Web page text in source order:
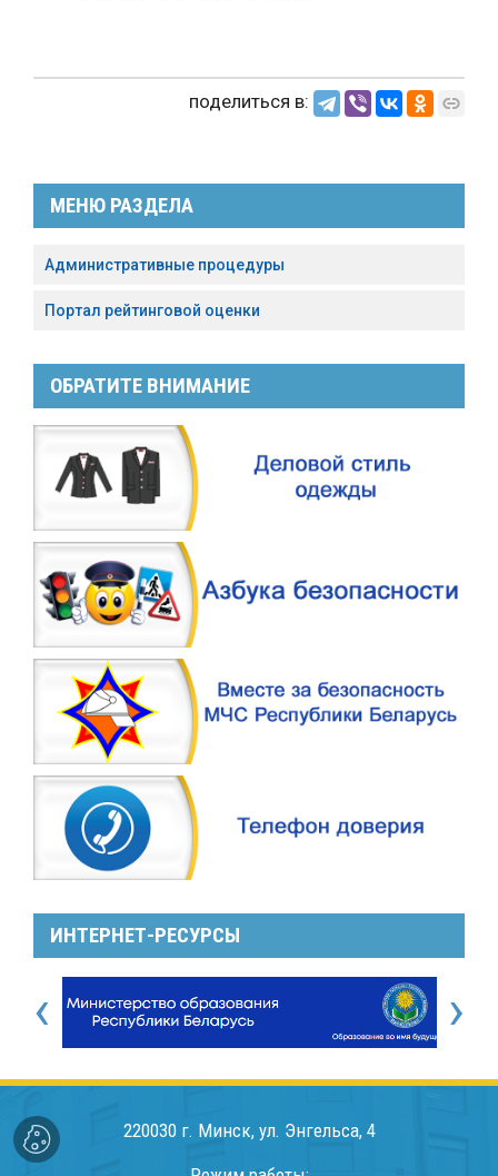
поделиться в:
МЕНЮ РАЗДЕЛА
Административные процедуры
Портал рейтинговой оценки
ОБРАТИТЕ ВНИМАНИЕ
ИНТЕРНЕТ-РЕСУРСЫ
‹ ›
220030 г. Минск, ул. Энгельса, 4